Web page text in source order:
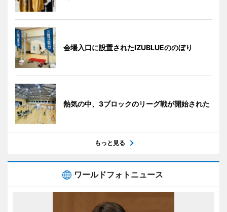
会場入口に設置されたIZUBLUEののぼり
熱気の中、3ブロックのリーグ戦が開始された
もっと見る
ワールドフォトニュース